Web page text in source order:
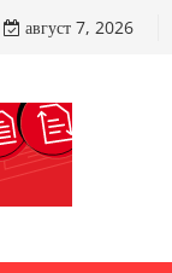
август 7, 2026